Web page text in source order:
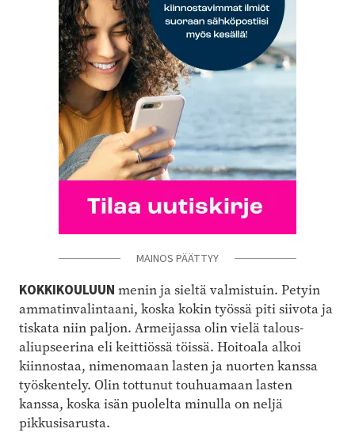
MAINOS PÄÄTTYY
KOKKIKOULUUN menin ja sieltä valmistuin. Petyin
ammatinvalintaani, koska kokin työssä piti siivota ja
tiskata niin paljon. Armeijassa olin vielä talous-
aliupseerina eli keittiössä töissä. Hoitoala alkoi
kiinnostaa, nimenomaan lasten ja nuorten kanssa
työskentely. Olin tottunut touhuamaan lasten
kanssa, koska isän puolelta minulla on neljä
pikkusisarusta.